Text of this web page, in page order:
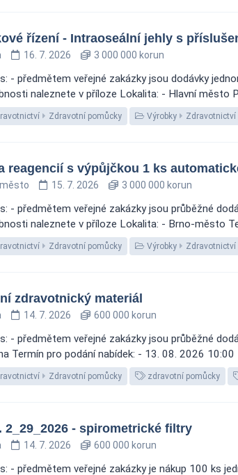
řízení - Intraoseální jehly s
16. 7. 2026 3 000 000 korun
- předmětem veřejné zakázky jsou dodávky
naleznete v příloze Lokalita: - Hlavní město
Zdravotní pomůcky Výrobky Zdravotnictví
reagencií s výpůjčkou 1 ks
15. 7. 2026 3 000 000 korun
- předmětem veřejné zakázky jsou průběžné
naleznete v příloze Lokalita: - Brno-město
Zdravotní pomůcky Výrobky Zdravotnictví
zdravotnický materiál
14. 7. 2026 600 000 korun
- předmětem veřejné zakázky jsou průběžné
Termín pro podání nabídek: - 13. 08. 2026 10:00
Zdravotní pomůcky zdravotní pomůcky
2_29_2026 - spirometrické filtry
14. 7. 2026 600 000 korun
- předmětem veřejné zakázky je nákup 100 ks